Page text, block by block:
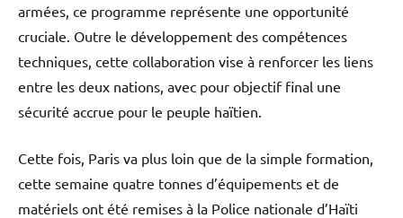
armées, ce programme représente une opportunité
cruciale. Outre le développement des compétences
techniques, cette collaboration vise à renforcer les liens
entre les deux nations, avec pour objectif final une
sécurité accrue pour le peuple haïtien.
Cette fois, Paris va plus loin que de la simple formation,
cette semaine quatre tonnes d’équipements et de
matériels ont été remises à la Police nationale d’Haïti